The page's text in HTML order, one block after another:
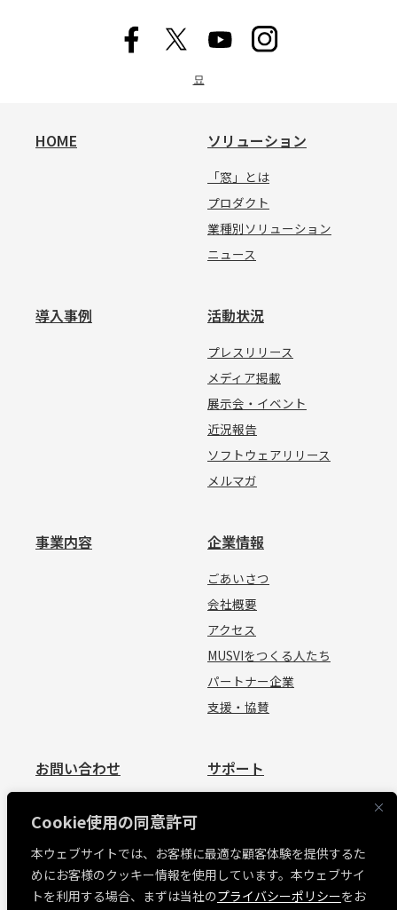
Cookie使用の同意許可
本ウェブサイトでは、お客様に最適な顧客体験を提供するた
めにお客様のクッキー情報を使用しています。本ウェブサイ
トを利用する場合、まずは当社のプライバシーポリシーをお
묘
HOME ソリューション
「窓」とは
プロダクト
業種別ソリューション
ニュース
導入事例 活動状況
プレスリリース
メディア掲載
展示会・イベント
近況報告
ソフトウェアリリース
メルマガ
事業内容 企業情報
ごあいさつ
会社概要
アクセス
MUSVIをつくる人たち
パートナー企業
支援・協賛
お問い合わせ
見積依頼
サポート
お問い合わせ
MUSVI BASE ログイン